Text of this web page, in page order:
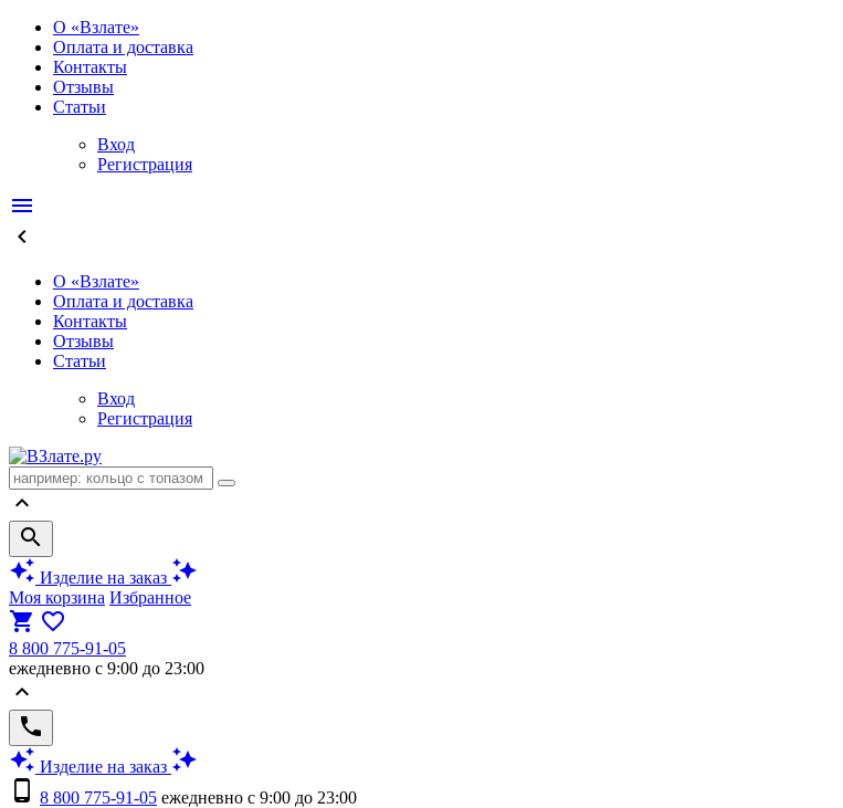
О «Взлате»
Оплата и доставка
Контакты
Отзывы
Статьи
Вход
Регистрация
menu
keyboard_arrow_left
О «Взлате»
Оплата и доставка
Контакты
Отзывы
Статьи
Вход
Регистрация
keyboard_arrow_up
search
auto_awesome Изделие на заказ auto_awesome
Моя корзина Избранное
shopping_cart favorite_border
8 800 775-91-05
ежедневно с 9:00 до 23:00
keyboard_arrow_up
phone
auto_awesome Изделие на заказ auto_awesome
phone_android 8 800 775-91-05 ежедневно с 9:00 до 23:00